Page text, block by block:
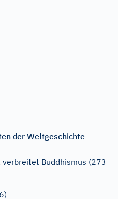
der Weltgeschichte
verbreitet Buddhismus (273